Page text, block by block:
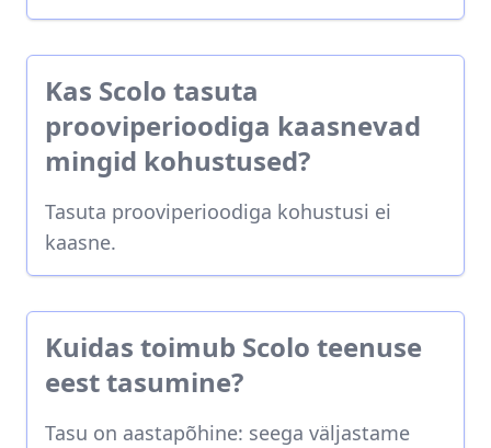
Kas Scolo tasuta
prooviperioodiga kaasnevad
mingid kohustused?
Tasuta prooviperioodiga kohustusi ei
kaasne.
Kuidas toimub Scolo teenuse
eest tasumine?
Tasu on aastapõhine: seega väljastame